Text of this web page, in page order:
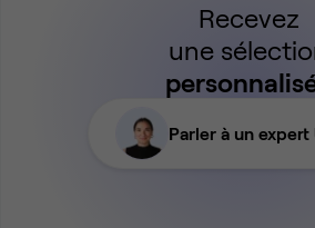
Recevez
une
Parler à un expert